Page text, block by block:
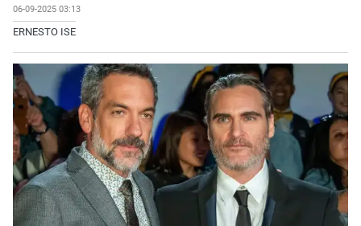
06-09-2025 03:13
ERNESTO ISE